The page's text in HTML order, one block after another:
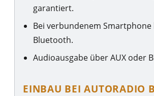
garantiert.
Bei verbundenem
Bluetooth.
Audioausgabe über AUX oder
EINBAU BEI AUTORADIO